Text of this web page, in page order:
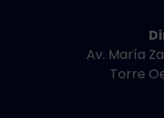
Av. María
Torre